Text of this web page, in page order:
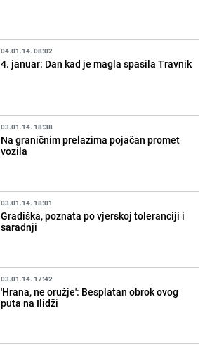
04.01.14. 08:02
4. januar: Dan kad je magla spasila Travnik
03.01.14. 18:38
Na graničnim prelazima pojačan promet
vozila
03.01.14. 18:01
Gradiška, poznata po vjerskoj toleranciji i
saradnji
03.01.14. 17:42
'Hrana, ne oružje': Besplatan obrok ovog
puta na Ilidži